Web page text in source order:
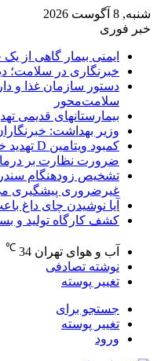
شنبه, 8 آگوست 2026
خبر فوری
ایمنی بیمار گاهی از
خبرنگاری در سلامت؛
سلامت‌محور
بیمارستانهای قدیمی
وزیر بهداشت:
کمبود ویتامین D تهدید خاموش در رشد کودکان
ضرورت نظارت بر
تشخیص زودهنگام
غیرضروری پیشگیری
آیا نوشیدن چای داغ
کشف کارگاه تولید و
آب و هوای تهران 34
℃
نوشته تصادفی
تغییر پوسته
جستجو برای
تغییر پوسته
ورود